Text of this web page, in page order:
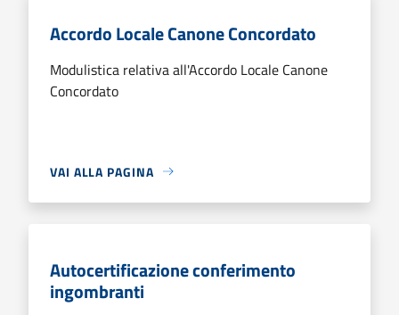
Accordo Locale Canone Concordato
Modulistica relativa all'Accordo Locale Canone
Concordato
VAI ALLA PAGINA
Autocertificazione conferimento
ingombranti